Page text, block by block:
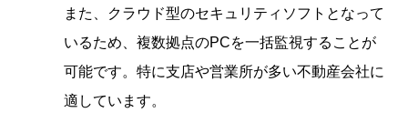
また、クラウド型のセキュリティソフトとなって
いるため、複数拠点のPCを一括監視することが
可能です。特に支店や営業所が多い不動産会社に
適しています。